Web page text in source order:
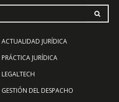
ACTUALIDAD JURÍDICA
PRÁCTICA JURÍDICA
LEGALTECH
GESTIÓN DEL DESPACHO